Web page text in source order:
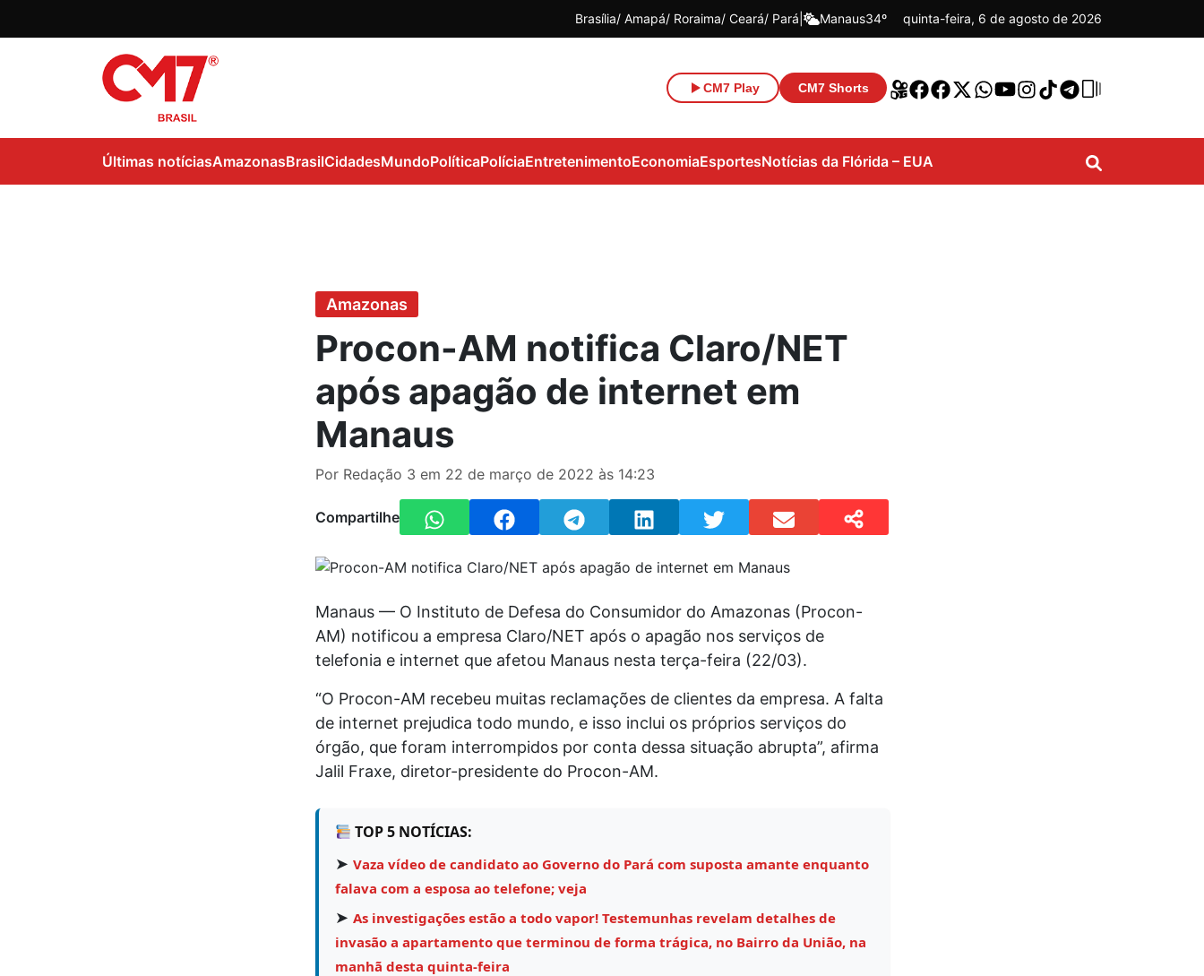
Brasília Amapá Roraima Ceará Pará Manaus34º quinta-feira, 6 de agosto de 2026
CM7 Play CM7 Shorts
Últimas notíciasAmazonasBrasilCidadesMundoPolíticaPolíciaEntretenimentoEconomiaEsportesNotícias da Flórida – EUA
Amazonas
Procon-AM notifica Claro/NET
após apagão de internet em
Manaus
Por Redação 3 em 22 de março de 2022 às 14:23
Compartilhe
Manaus — O Instituto de Defesa do Consumidor do Amazonas (Procon-
AM) notificou a empresa Claro/NET após o apagão nos serviços de
telefonia e internet que afetou Manaus nesta terça-feira (22/03).
“O Procon-AM recebeu muitas reclamações de clientes da empresa. A falta
de internet prejudica todo mundo, e isso inclui os próprios serviços do
órgão, que foram interrompidos por conta dessa situação abrupta”, afirma
Jalil Fraxe, diretor-presidente do Procon-AM.
TOP 5 NOTÍCIAS:
➤ Vaza vídeo de candidato ao Governo do Pará com suposta amante enquanto
falava com a esposa ao telefone; veja
➤ As investigações estão a todo vapor! Testemunhas revelam detalhes de
invasão a apartamento que terminou de forma trágica, no Bairro da União, na
manhã desta quinta-feira